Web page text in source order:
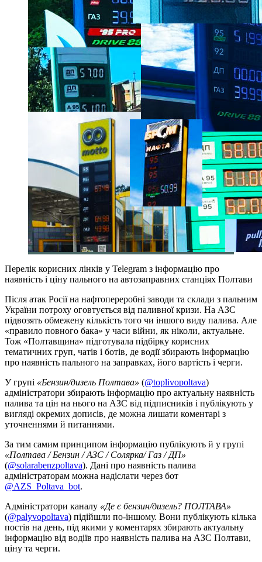
Перелік корисних лінків у Telegram з інформацію про
наявність і ціну пального на автозаправних станціях Полтави
Після атак Росії на нафтопереробні заводи та склади з пальним
України потроху оговтується від паливної кризи. На АЗС
підвозять обмежену кількість того чи іншого виду палива. Але
«правило повного бака» у часи війни, як ніколи, актуальне.
Тож «Полтавщина» підготувала підбірку корисних
тематичних груп, чатів і ботів, де водії збирають інформацію
про наявність пального на заправках, його вартість і черги.
У групі «Бензин/дизель Полтава» (@toplivopoltava)
адміністратори збирають інформацію про актуальну наявність
палива та цін на нього на АЗС від підписників і публікують у
вигляді окремих дописів, де можна лишати коментарі з
уточненнями й питаннями.
За тим самим принципом інформацію публікують й у групі
«Полтава / Бензин / АЗС / Солярка/ Газ / ДП»
(@solarabenzpoltava). Дані про наявність палива
адміністраторам можна надіслати через бот
@AZS_Poltava_bot.
Адміністратори каналу «Де є бензин/дизель? ПОЛТАВА»
(@palyvopoltava) підійшли по-іншому. Вони публікують кілька
постів на день, під якими у коментарях збирають актуальну
інформацію від водіїв про наявність палива на АЗС Полтави,
ціну та черги.